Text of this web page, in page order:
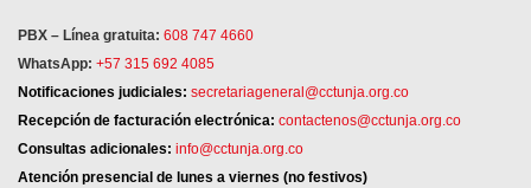
PBX – Línea gratuita: 608 747 4660
WhatsApp: +57 315 692 4085
Notificaciones judiciales: secretariageneral@cctunja.org.co
Recepción de facturación electrónica: contactenos@cctunja.org.co
Consultas adicionales: info@cctunja.org.co
Atención presencial de lunes a viernes (no festivos)